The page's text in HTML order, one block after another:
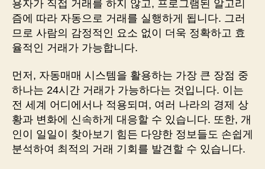
용자가 직접 거래를 하지 않고, 프로그램된 알고리
즘에 따라 자동으로 거래를 실행하게 됩니다. 그러
므로 사람의 감정적인 요소 없이 더욱 정확하고 효
율적인 거래가 가능합니다.
먼저, 자동매매 시스템을 활용하는 가장 큰 장점 중
하나는 24시간 거래가 가능하다는 것입니다. 이는
전 세계 어디에서나 적용되며, 여러 나라의 경제 상
황과 변화에 신속하게 대응할 수 있습니다. 또한, 개
인이 일일이 찾아보기 힘든 다양한 정보들도 손쉽게
분석하여 최적의 거래 기회를 발견할 수 있습니다.